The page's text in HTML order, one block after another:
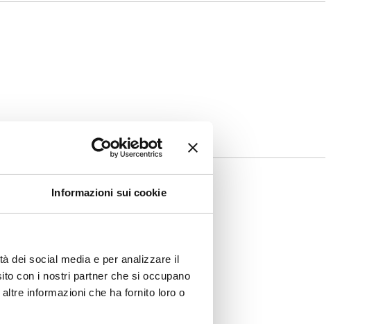
Informazioni sui cookie
dei social media e per analizzare il
con i nostri partner che si occupano
informazioni che ha fornito loro o